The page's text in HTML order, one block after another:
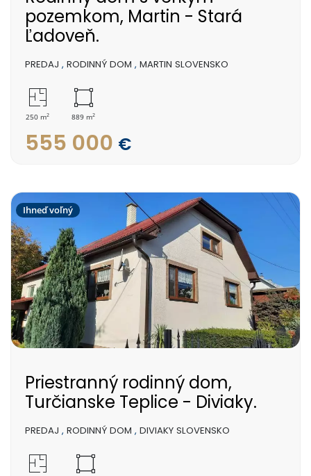
pozemkom, Martin - Stará
Ľadoveň.
PREDAJ , RODINNÝ DOM , MARTIN SLOVENSKO
250 m2 889 m2
555 000 €
Ihneď voľný
Priestranný rodinný dom,
Turčianske Teplice - Diviaky.
PREDAJ , RODINNÝ DOM , DIVIAKY SLOVENSKO